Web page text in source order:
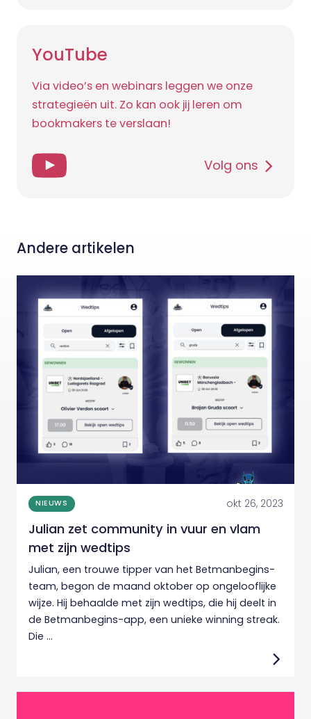
YouTube
Via video’s en webinars leggen we onze
strategieën uit. Zo kan ook jij leren om
bookmakers te verslaan!
Volg ons
Andere artikelen
NIEUWS okt 26, 2023
Julian zet community in vuur en vlam
met zijn wedtips
Julian, een trouwe tipper van het Betmanbegins-
team, begon de maand oktober op ongelooflijke
wijze. Hij behaalde met zijn wedtips, die hij deelt in
de Betmanbegins-app, een unieke winning streak.
Die ...